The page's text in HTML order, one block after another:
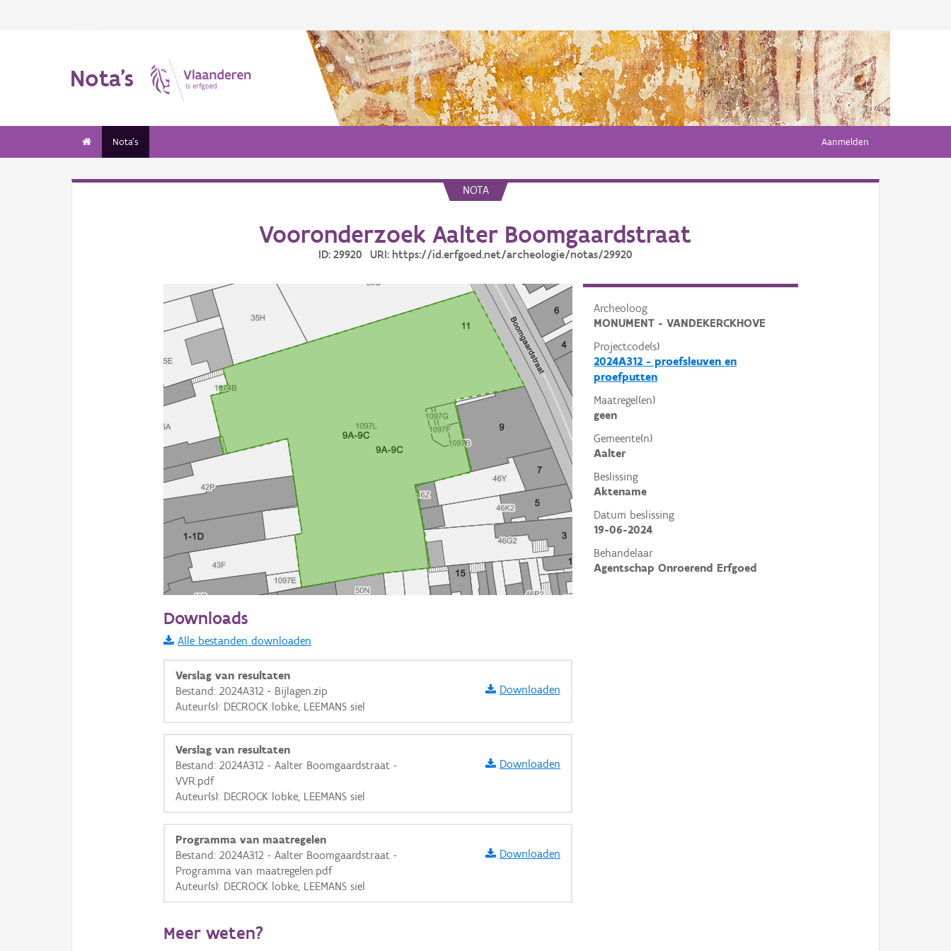
Nota's
Nota's Aanmelden
NOTA
Vooronderzoek Aalter Boomgaardstraat
ID: 29920 URI: https://id.erfgoed.net/archeologie/notas/29920
Archeoloog
MONUMENT - VANDEKERCKHOVE
Projectcode(s)
2024A312 - proefsleuven en
proefputten
Maatregel(en)
geen
Gemeente(n)
Aalter
Beslissing
Aktename
Datum beslissing
19-06-2024
Behandelaar
Agentschap Onroerend Erfgoed
Informatie Vlaanderen
i
+ −
Basis Lagen
OSM-Basiskaart
Ortho
GRB-Basiskaart
Downloads
Alle bestanden downloaden
Verslag van resultaten
Bestand: 2024A312 - Bijlagen.zip
Auteur(s): DECROCK lobke, LEEMANS siel
Downloaden
Verslag van resultaten
Bestand: 2024A312 - Aalter Boomgaardstraat -
VVR.pdf
Auteur(s): DECROCK lobke, LEEMANS siel
Downloaden
Programma van maatregelen
Bestand: 2024A312 - Aalter Boomgaardstraat -
Programma van maatregelen.pdf
Auteur(s): DECROCK lobke, LEEMANS siel
Downloaden
Meer weten?